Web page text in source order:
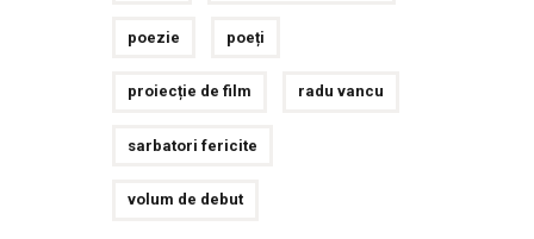
poezie poeți
proiecție de film radu vancu
sarbatori fericite
volum de debut